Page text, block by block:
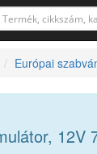
Európai
12V